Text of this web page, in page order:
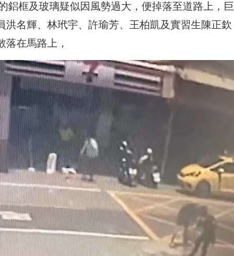
鋁框及玻璃疑似因風勢過大，便掉落至道路上，巨
名輝、林玳宇、許瑜芳、王柏凱及實習生陳正欽
在馬路上，